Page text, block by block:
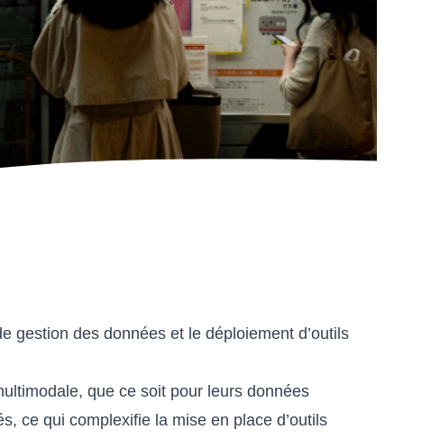
gestion des données et le déploiement d’outils
que ce soit pour leurs données
ce qui complexifie la mise en place d’outils